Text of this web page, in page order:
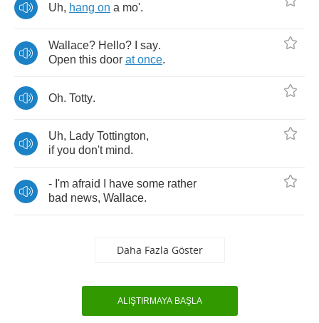
Uh, hang on a mo'.
Wallace? Hello? say.
Open this door at once.
Oh. Totty.
Uh, Lady Tottington,
if you don't mind.
- I'm afraid have some rather
bad news, Wallace.
Daha Fazla Göster
ALIŞTIRMAYA BAŞLA